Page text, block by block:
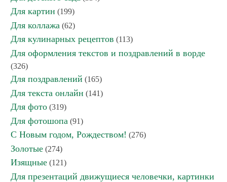
Для картин (199)
Для коллажа (62)
Для кулинарных рецептов (113)
Для оформления текстов и поздравлений в ворде
(326)
Для поздравлений (165)
Для текста онлайн (141)
Для фото (319)
Для фотошопа (91)
С Новым годом, Рождеством! (276)
Золотые (274)
Изящные (121)
Для презентаций движущиеся человечки, картинки